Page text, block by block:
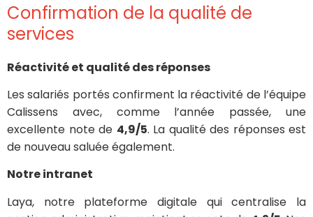
Confirmation de la qualité de
services
Réactivité et qualité des réponses
Les salariés portés confirment la réactivité de l’équipe
Calissens avec, comme l’année passée, une
excellente note de 4,9/5. La qualité des réponses est
de nouveau saluée également.
Notre intranet
Laya, notre plateforme digitale qui centralise la